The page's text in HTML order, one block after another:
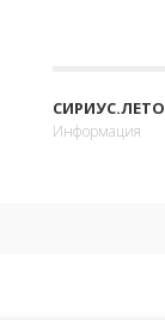
СИРИУС.ЛЕТО
Информация